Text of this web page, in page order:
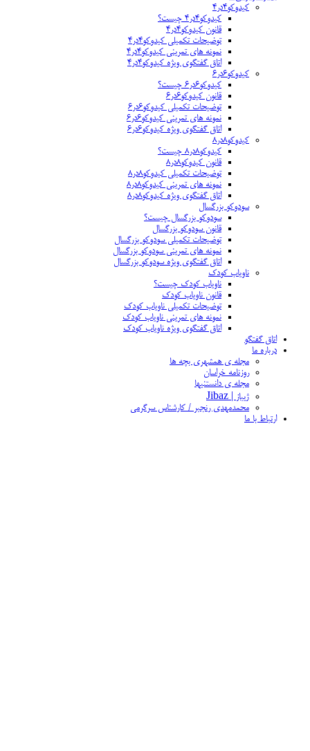
کیدوکو۴در۴
کیدوکو۴در۴ چیست؟
قانون کیدوکو۴در۴
توضیحات تکمیلی کیدوکو۴در۴
نمونه های تمرینی کیدوکو۴در۴
اتاق گفتگوی ویژه کیدوکو۴در۴
کیدوکو۶در۶
کیدوکو۶در۶ چیست؟
قانون کیدوکو۶در۶
توضیحات تکمیلی کیدوکو۶در۶
نمونه های تمرینی کیدوکو۶در۶
اتاق گفتگوی ویژه کیدوکو۶در۶
کیدوکو۸در۸
کیدوکو۸در۸ چیست؟
قانون کیدوکو۸در۸
توضیحات تکمیلی کیدوکو۸در۸
نمونه های تمرینی کیدوکو۸در۸
اتاق گفتگوی ویژه کیدوکو۸در۸
سودوکو بزرگسال
سودوکو بزرگسال چیست؟
قانون سودوکو بزرگسال
توضیحات تکمیلی سودوکو بزرگسال
نمونه های تمرینی سودوکو بزرگسال
اتاق گفتگوی ویژه سودوکو بزرگسال
ناویاب کودک
ناویاب کودک چیست؟
قانون ناویاب کودک
توضیحات تکمیلی ناویاب کودک
نمونه های تمرینی ناویاب کودک
اتاق گفتگوی ویژه ناویاب کودک
اتاق گفتگو
درباره ما
مجله ی همشهری بچه ها
روزنامه خراسان
مجله ی دانستنیها
ژیباز | Jibaz
محمدمهدی رنجبر / کارشناس سرگرمی
ارتباط با ما